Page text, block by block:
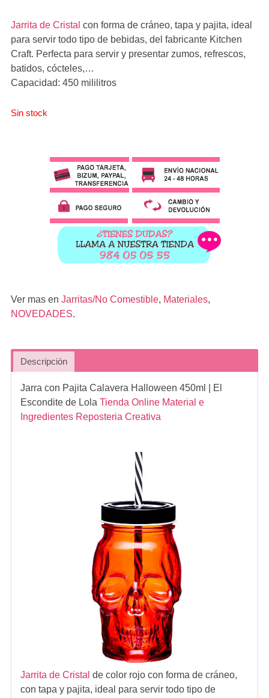
Jarrita de Cristal con forma de cráneo, tapa y pajita, ideal
para servir todo tipo de bebidas, del fabricante Kitchen
Craft. Perfecta para servir y presentar zumos, refrescos,
batidos, cócteles,…
Capacidad: 450 mililitros
Sin stock
Ver mas en Jarritas/No Comestible, Materiales,
NOVEDADES.
Descripción
Jarra con Pajita Calavera Halloween 450ml
| El
Escondite de Lola Tienda Online Material e
Ingredientes Reposteria Creativa
Jarrita de Cristal de color rojo con forma de cráneo,
con tapa y pajita, ideal para servir todo tipo de